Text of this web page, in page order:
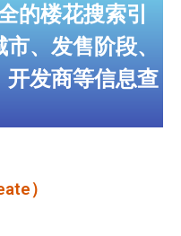
的楼花搜索引
、发售阶段、
开发商等信息查
）